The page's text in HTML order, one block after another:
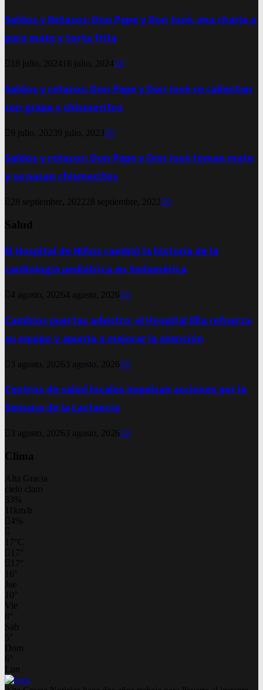
Saldos y Retazos: Don Pepe y Don José, una charla a
puro mate y torta frita
18 julio, 2024 18 julio, 2024 0
Saldos y retazos: Don Pepe y Don José se calientan
con grapa y chismecitos
9 julio, 20239 julio, 2023 0
Saldos y retazos: Don Pepe y Don José toman mate
y se pasan chismecitos
28 septiembre, 2022 28 septiembre, 2022 0
Salud
El Hospital de Niños cambió la historia de la
cardiología pediátrica en Sudamérica
4 agosto, 20264 agosto, 2026 0
Cambios puertas adentro: el Hospital Illia refuerza
su equipo y apunta a mejorar la atención
3 agosto, 2026 3 agosto, 2026 0
Centros de salud locales impulsan acciones por la
Semana de la Lactancia
3 agosto, 2026 3 agosto, 2026 0
Clima
Alta Gracia
cielo claro
11km/h
4%
17 C
17
17
16
Jue
Vie
Sab
5
Dom
6